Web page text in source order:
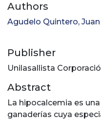
Authors
Agudelo Quintero,
Publisher
Unilasallista
Abstract
La hipocalcemia es
ganaderías cuya